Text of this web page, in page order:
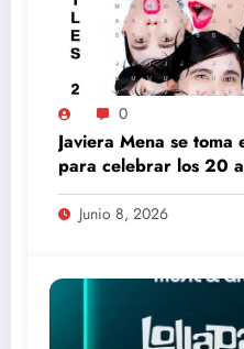
0
Javiera Mena se
para celebrar los 20
Juveniles”
Junio 8, 2026